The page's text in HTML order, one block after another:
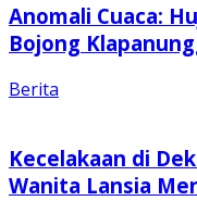
Anomali Cuaca:
Bojong
Berita
Kecelakaan di
Wanita Lansia